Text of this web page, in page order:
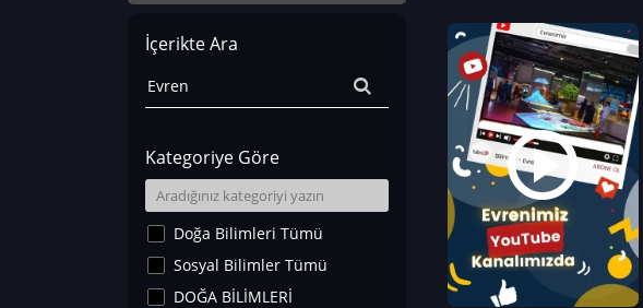
İçerikte Ara
Kategoriye Göre
Doğa Bilimleri Tümü
Sosyal Bilimler Tümü
DOĞA BİLİMLERİ